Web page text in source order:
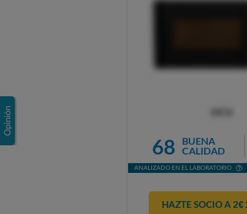
68
BUENA
CALIDAD
ANALIZADO EN EL LABORATORIO
HAZTE SOCIO A 2€